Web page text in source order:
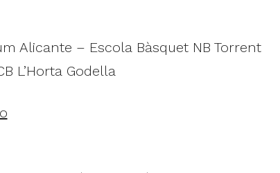
Alicante – Escola Bàsquet NB Torrent
L’Horta Godella